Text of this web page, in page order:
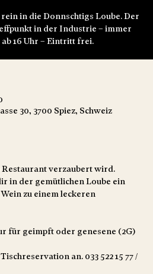
in die Donnschtigs Loube. Der
in der Industrie – immer
16 Uhr – Eintritt frei.
30, 3700 Spiez, Schweiz
verzaubert wird.
in der gemütlichen Loube ein
zu einem leckeren
für geimpft oder genesene (2G)
an. 033 522 15 77 /